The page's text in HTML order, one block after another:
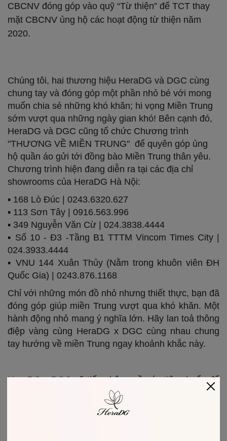
CBCNV đóng góp vào quỹ “Từ thiện” để TCT thay
mặt CBCNV ủng hộ các hoạt động từ thiện năm
2020.
Chúng tôi, hai thương hiệu HeraDG và DGC cùng
chung tay và đóng góp một phần nhỏ bé với mong
muốn chia sẻ những khó khăn; hi vọng Miền Trung
sớm vượt qua những ngày gian khó! Bên cạnh đó,
HeraDG và DGC cũng tổ chức Chương trình
"THƯƠNG VỀ MIỀN TRUNG" để quyên góp ủng
hộ quần áo gửi tới đồng bào Miền Trung thân yêu.
Chương trình hiện đang diễn ra tại các địa chỉ
showrooms của HeraDG Hà Nội:
▪️ 168 Lò Đúc | 0243.6320.627
▪️ 113 Sơn Tây | 0916.563.996
▪️ 349 Nguyễn Văn Cừ | 024.3838.4444
▪️ Số 10 - Đ3 -Tầng B1 TTTM Vincom Times City |
024.3933.4444
▪️ VNU 144 Xuân Thủy (Nằm trong khuôn viên ĐH
Quốc Gia) | 0243.876.1168
Chỉ với những món đồ nhỏ nhưng thiết thực, bạn đã
đóng góp giúp miền Trung vượt qua khó khăn. Một
hành động nhỏ mang ý nghĩa lớn. Hãy lan toả thông
điệp vàng cùng HeraDG x DGC cùng nhau chung
tay hướng về miền Trung ngay khoảnh khắc này.
HeraDG x DGC sẽ tiếp nhận quần áo tiêu chuẩn để
trao tận tay tới miền Trung yêu thương.
Lưu ý: Quần áo nhận quyên góp còn sử dụng tốt,